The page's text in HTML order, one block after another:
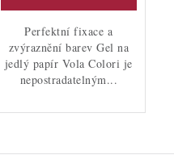
Perfektní fixace a
zvýraznění barev Gel na
jedlý papír Vola Colori je
nepostradatelným...